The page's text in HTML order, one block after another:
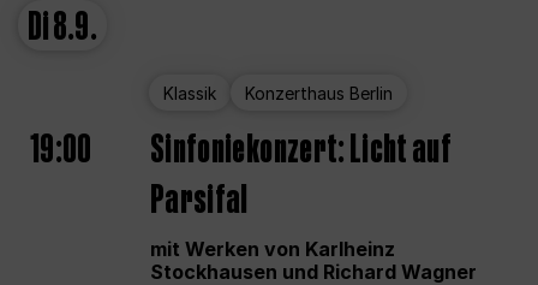
Di8.9.
Klassik Konzerthaus Berlin
19:00
Sinfoniekonzert: Licht auf
Parsifal
mit Werken von Karlheinz
Stockhausen und Richard Wagner